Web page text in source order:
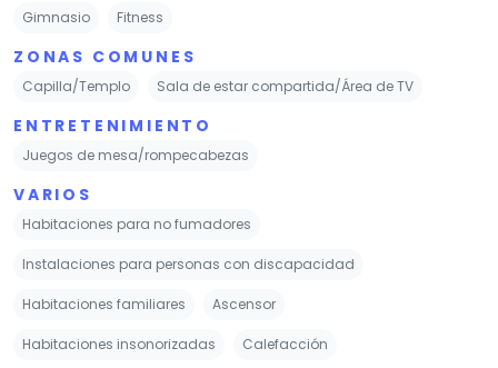
Gimnasio Fitness
ZONAS COMUNES
Capilla/Templo Sala de estar compartida/Área de TV
ENTRETENIMIENTO
Juegos de mesa/rompecabezas
VARIOS
Habitaciones para no fumadores
Instalaciones para personas con discapacidad
Habitaciones familiares Ascensor
Habitaciones insonorizadas Calefacción